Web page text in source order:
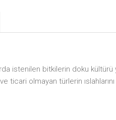
istenilen bitkilerin doku kültürü
ticari olmayan türlerin